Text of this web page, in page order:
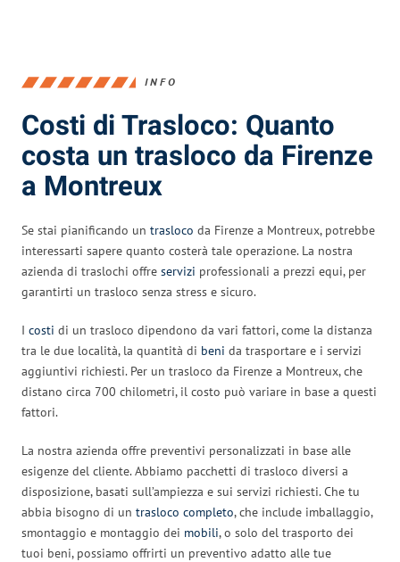
INFO
Costi di Trasloco: Quanto
costa un trasloco da Firenze
a Montreux
Se stai pianificando un trasloco da Firenze a Montreux, potrebbe
interessarti sapere quanto costerà tale operazione. La nostra
azienda di traslochi offre servizi professionali a prezzi equi, per
garantirti un trasloco senza stress e sicuro.
I costi di un trasloco dipendono da vari fattori, come la distanza
tra le due località, la quantità di beni da trasportare e i servizi
aggiuntivi richiesti. Per un trasloco da Firenze a Montreux, che
distano circa 700 chilometri, il costo può variare in base a questi
fattori.
La nostra azienda offre preventivi personalizzati in base alle
esigenze del cliente. Abbiamo pacchetti di trasloco diversi a
disposizione, basati sull’ampiezza e sui servizi richiesti. Che tu
abbia bisogno di un trasloco completo, che include imballaggio,
smontaggio e montaggio dei mobili, o solo del trasporto dei
tuoi beni, possiamo offrirti un preventivo adatto alle tue